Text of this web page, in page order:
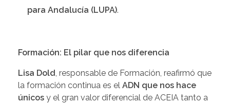
para Andalucía (LUPA).
Formación: El pilar que nos diferencia
Lisa Dold, responsable de Formación, reafirmó que
la formación continua es el ADN que nos hace
únicos y el gran valor diferencial de ACEIA tanto a